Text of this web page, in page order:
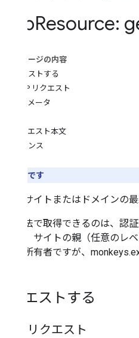
WebResource:
このページの内容
リクエストする
HTTP リクエスト
パラメータ
リクエスト本文
レスポンス
が必要です
ウェブサイトまたはドメインの
この方法で取得できるのは、認
権とは、サイトの親（任意のレ
接的な所有者ですが、
リクエストする
HTTP リクエスト